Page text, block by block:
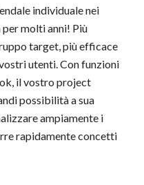
individuale nei
molti anni! Più
target, più efficace
utenti. Con funzioni
il vostro project
possibilità a sua
ampiamente i
rapidamente concetti